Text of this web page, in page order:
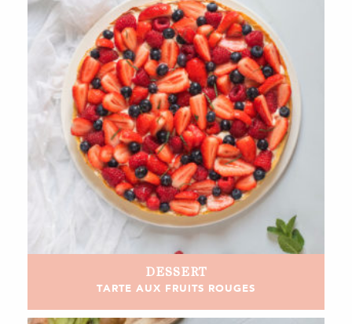
DESSERT
TARTE AUX FRUITS ROUGES